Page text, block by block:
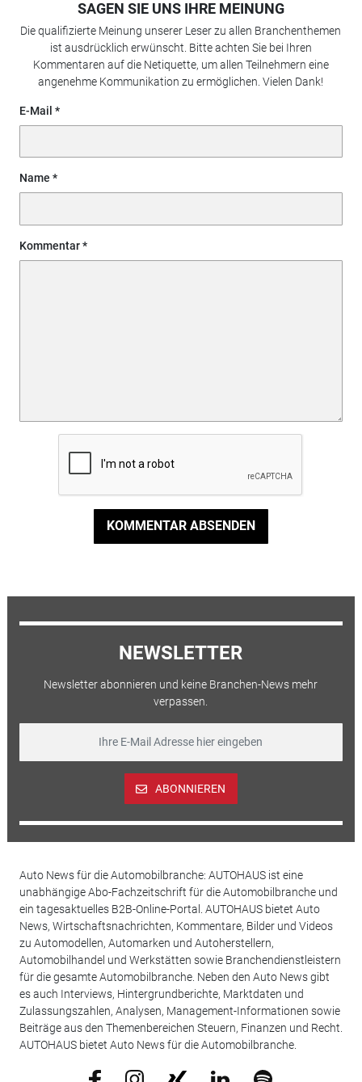
SAGEN SIE UNS IHRE MEINUNG
Die qualifizierte Meinung unserer Leser zu allen Branchenthemen
ist ausdrücklich erwünscht. Bitte achten Sie bei Ihren
Kommentaren auf die Netiquette, um allen Teilnehmern eine
angenehme Kommunikation zu ermöglichen. Vielen Dank!
E-Mail
Name
Kommentar
KOMMENTAR ABSENDEN
NEWSLETTER
Newsletter abonnieren und keine Branchen-News mehr
verpassen.
ABONNIEREN
Auto News für die Automobilbranche: AUTOHAUS ist eine
unabhängige Abo-Fachzeitschrift für die Automobilbranche und
ein tagesaktuelles B2B-Online-Portal. AUTOHAUS bietet Auto
News, Wirtschaftsnachrichten, Kommentare, Bilder und Videos
zu Automodellen, Automarken und Autoherstellern,
Automobilhandel und Werkstätten sowie Branchendienstleistern
für die gesamte Automobilbranche. Neben den Auto News gibt
es auch Interviews, Hintergrundberichte, Marktdaten und
Zulassungszahlen, Analysen, Management-Informationen sowie
Beiträge aus den Themenbereichen Steuern, Finanzen und Recht.
AUTOHAUS bietet Auto News für die Automobilbranche.